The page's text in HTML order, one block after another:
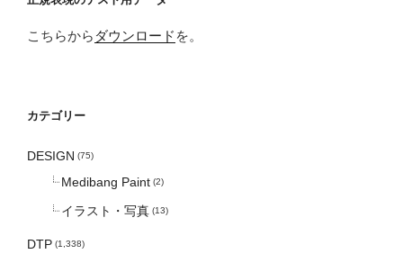
こちらから ダウンロード を。
カテゴリー
DESIGN (75)
Medibang Paint (2)
イラスト・写真 (13)
DTP (1,338)